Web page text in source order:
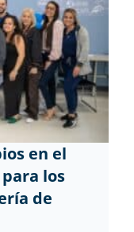
en el
para los
de